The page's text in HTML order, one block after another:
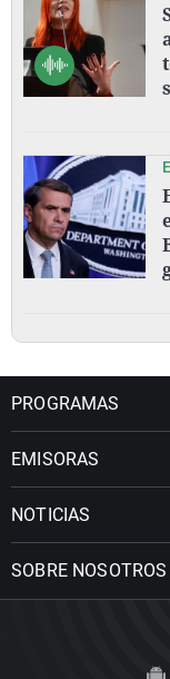
PROGRAMAS
EMISORAS
NOTICIAS
SOBRE NOSOTROS